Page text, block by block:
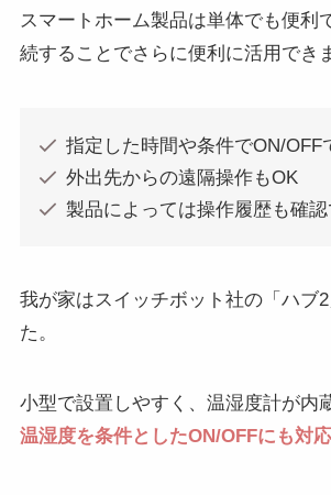
スマートホーム製品は単体でも便利
続することでさらに便利に活用でき
指定した時間や条件でON/OFF
外出先からの遠隔操作もOK
製品によっては操作履歴も確認
我が家はスイッチボット社の「ハブ
た。
小型で設置しやすく、温湿度計が内
温湿度を条件としたON/OFFにも対応